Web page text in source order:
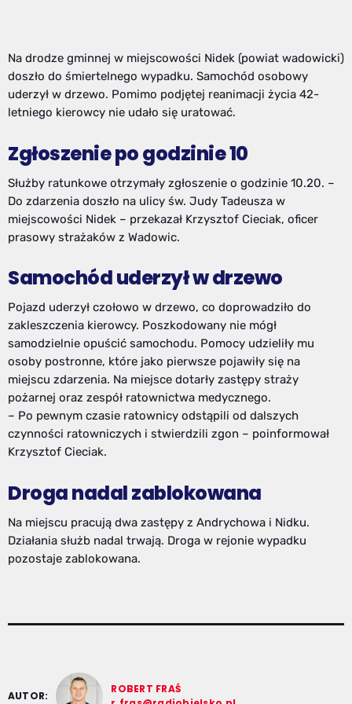
Na drodze gminnej w miejscowości Nidek (powiat wadowicki)
doszło do śmiertelnego wypadku. Samochód osobowy
uderzył w drzewo. Pomimo podjętej reanimacji życia 42-
letniego kierowcy nie udało się uratować.
Zgłoszenie po godzinie 10
Służby ratunkowe otrzymały zgłoszenie o godzinie 10.20. –
Do zdarzenia doszło na ulicy św. Judy Tadeusza w
miejscowości Nidek – przekazał Krzysztof Cieciak, oficer
prasowy strażaków z Wadowic.
Samochód uderzył w drzewo
Pojazd uderzył czołowo w drzewo, co doprowadziło do
zakleszczenia kierowcy. Poszkodowany nie mógł
samodzielnie opuścić samochodu. Pomocy udzieliły mu
osoby postronne, które jako pierwsze pojawiły się na
miejscu zdarzenia. Na miejsce dotarły zastępy straży
pożarnej oraz zespół ratownictwa medycznego.
– Po pewnym czasie ratownicy odstąpili od dalszych
czynności ratowniczych i stwierdzili zgon – poinformował
Krzysztof Cieciak.
Droga nadal zablokowana
Na miejscu pracują dwa zastępy z Andrychowa i Nidku.
Działania służb nadal trwają. Droga w rejonie wypadku
pozostaje zablokowana.
AUTOR:
ROBERT FRAŚ